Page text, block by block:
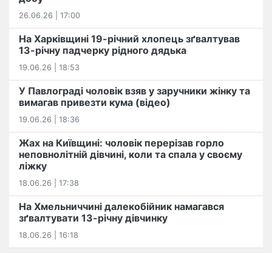
26.06.26 | 17:00
На Харківщині 19-річний хлопець​ ️зґвалтував
13-річну падчерку рідного дядька
19.06.26 | 18:53
У Павлограді чоловік взяв у заручники жінку та
вимагав привезти кума (відео)
19.06.26 | 18:36
Жах на Київщині: чоловік перерізав горло
неповнолітній дівчині, коли та спала у своєму
ліжку
18.06.26 | 17:38
На Хмельниччині далекобійник намагався
зґвалтувати 13-річну дівчинку
18.06.26 | 16:18